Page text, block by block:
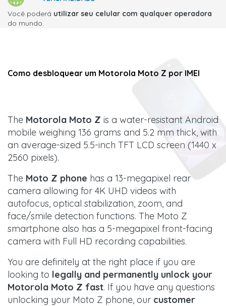
Você poderá utilizar seu celular com qualquer operadora
do mundo.
Como desbloquear um Motorola Moto Z por IMEI
The Motorola Moto Z is a water-resistant Android
mobile weighing 136 grams and 5.2 mm thick, with
an average-sized 5.5-inch TFT LCD screen (1440 x
2560 pixels).
The Moto Z phone has a 13-megapixel rear
camera allowing for 4K UHD videos with
autofocus, optical stabilization, zoom, and
face/smile detection functions. The Moto Z
smartphone also has a 5-megapixel front-facing
camera with Full HD recording capabilities.
You are definitely at the right place if you are
looking to legally and permanently unlock your
Motorola Moto Z fast. If you have any questions
unlocking your Moto Z phone, our customer